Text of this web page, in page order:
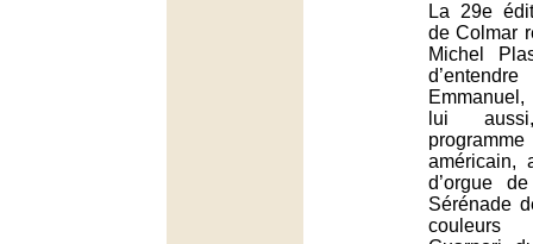
La 29e
de Colmar
Michel
Emmanuel,
lui
américain,
d’orgue
Sérénade